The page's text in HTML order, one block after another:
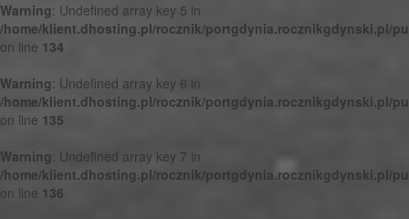
Warning: Undefined array key 5 in
/home/klient.dhosting.pl/rocznik/portgdynia.rocznikgdynski.pl/
on line 134
Warning: Undefined array key 6 in
/home/klient.dhosting.pl/rocznik/portgdynia.rocznikgdynski.pl/
on line 135
Warning: Undefined array key 7 in
/home/klient.dhosting.pl/rocznik/portgdynia.rocznikgdynski.pl/
on line 136